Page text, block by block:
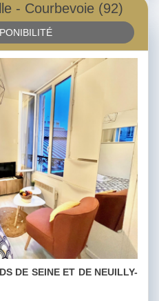
- Courbevoie (92)
DE SEINE ET DE NEUILLY-